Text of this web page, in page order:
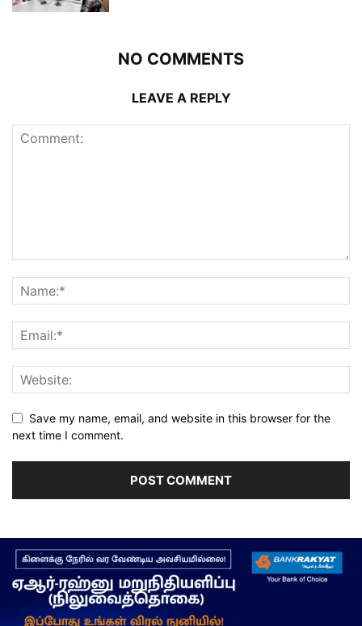
NO COMMENTS
LEAVE A REPLY
Save my name, email, and website in this browser for the
next time I comment.